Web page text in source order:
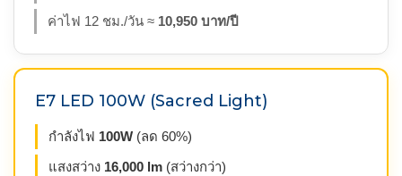
ค่าไฟ 12 ชม./วัน ≈ 10,950 บาท/ปี
E7 LED 100W (Sacred Light)
กำลังไฟ 100W (ลด 60%)
แสงสว่าง 16,000 lm (สว่างกว่า)